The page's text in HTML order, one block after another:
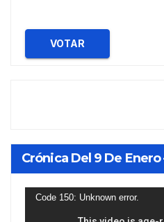
VOTAR
Crónica Del 9 De Enero
Reproductor
Code 150: Unknown error.